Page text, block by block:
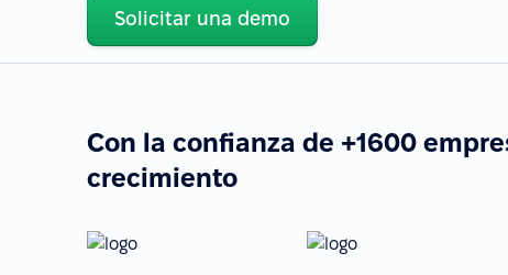
Solicitar una demo
Con la confianza de +1600
crecimiento